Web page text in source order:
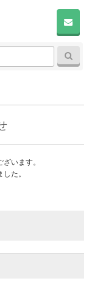
います。
た。